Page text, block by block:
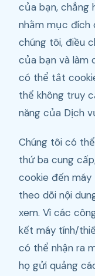
của bạn, chẳng
nhằm mục đích
chúng tôi, điều
của bạn và làm
có thể tắt
thể không truy
năng của Dịch
Chúng tôi có
thứ ba cung
cookie đến
theo dõi nội
xem. Vì các
kết máy tính/
có thể nhận ra
họ gửi quảng